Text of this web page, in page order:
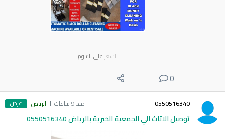
السعر على السوم
0
0550516340 منذ 9 ساعات الرياض عرض
توصيل الاثاث الي الجمعية الخيرية بالرياض 0550516340